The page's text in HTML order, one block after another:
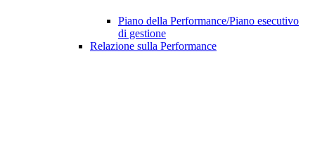
Piano della Performance/Piano esecutivo
di gestione
Relazione sulla Performance